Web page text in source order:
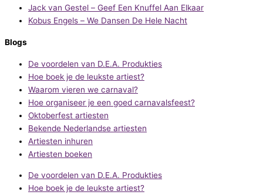
Jack van Gestel – Geef Een Knuffel Aan Elkaar
Kobus Engels – We Dansen De Hele Nacht
Blogs
De voordelen van D.E.A. Produkties
Hoe boek je de leukste artiest?
Waarom vieren we carnaval?
Hoe organiseer je een goed carnavalsfeest?
Oktoberfest artiesten
Bekende Nederlandse artiesten
Artiesten inhuren
Artiesten boeken
De voordelen van D.E.A. Produkties
Hoe boek je de leukste artiest?